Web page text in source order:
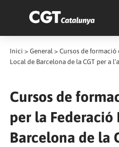
Inici > General > Cursos de
Local de Barcelona de la CGT per a
Cursos de
per la Federació
Barcelona de la